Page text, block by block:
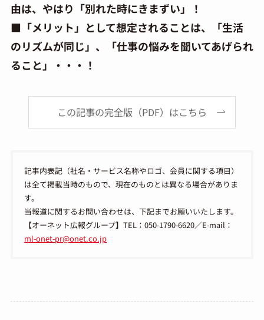
由は、やはり「別れた時にきまずい」！
■「メリット」として想定されることは、「生活
のリズムが同じ」、「仕事の悩みを聞いてあげられ
ること」・・・！
この記事の完全版（PDF）はこちら
記事内表記（社名・サービス名称やロゴ、会員に関する項目）
は全て掲載当時のもので、現在のものとは異なる場合がありま
す。
当報道に関するお問い合わせは、下記までお願いいたします。
【オーネット広報グループ】TEL：050-1790-6620／E-mail：
ml-onet-pr@onet.co.jp